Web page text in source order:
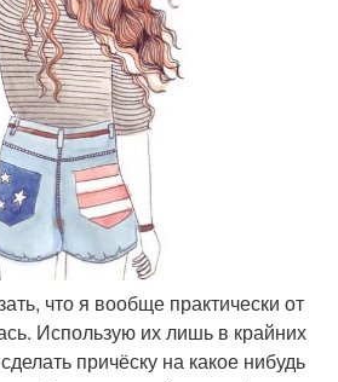
что я вообще практически от
Использую их лишь в крайних
причёску на какое нибудь